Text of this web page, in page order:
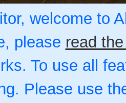
welcome to
please read
To use all
Please use